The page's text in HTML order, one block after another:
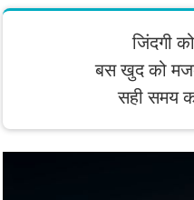
जिंदगी
बस खुद को
सही समय